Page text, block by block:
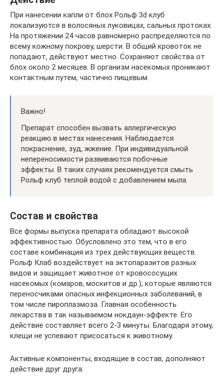
При нанесении капли от блох Рольф 3d клуб
локализуются в волосяных луковицах, сальных протоках.
На протяжении 24 часов равномерно распределяются по
всему кожному покрову, шерсти. В общий кровоток не
попадают, действуют местно. Сохраняют свойства от
блох около 2 месяцев. В организм насекомых проникают
контактным путем, частично пищевым.
Важно!
Препарат способен вызвать аллергическую
реакцию в местах нанесения. Наблюдается
покраснение, зуд, жжение. При индивидуальной
непереносимости развиваются побочные
эффекты. В таких случаях рекомендуется смыть
Рольф клуб теплой водой с добавлением мыла.
Состав и свойства
Все формы выпуска препарата обладают высокой
эффективностью. Обусловлено это тем, что в его
составе комбинация из трех действующих веществ.
Рольф Клаб воздействует на эктопаразитов разных
видов и защищает животное от кровососущих
насекомых (комаров, москитов и др.), которые являются
переносчиками опасных инфекционных заболеваний, в
том числе пироплазмоза. Главная особенность
лекарства в так называемом нокдаун-эффекте. Его
действие составляет всего 2-3 минуты. Благодаря этому,
клещи не успевают присосаться к животному.
Активные компоненты, входящие в состав, дополняют
действие друг друга: